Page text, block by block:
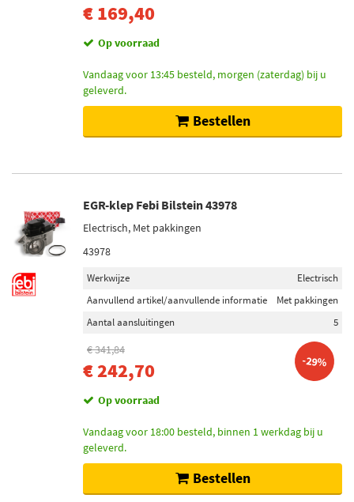
€ 169,40
Op voorraad
Vandaag voor 13:45 besteld, morgen (zaterdag) bij u
geleverd.
Bestellen
EGR-klep Febi Bilstein 43978
Electrisch, Met pakkingen
43978
Werkwijze
Electrisch
Aanvullend artikel/aanvullende informatie
Met pakkingen
Aantal aansluitingen
5
€ 341,84
€ 242,70 -29%
Op voorraad
Vandaag voor 18:00 besteld, binnen 1 werkdag bij u
geleverd.
Bestellen